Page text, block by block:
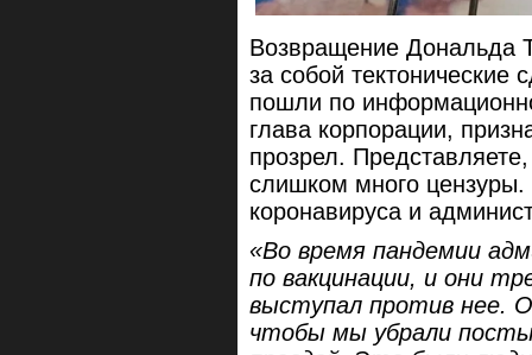
Возвращение Дональда
за собой тектонические
пошли по
глава корпорации,
прозрел.
слишком много цензуры.
коронавируса и
«Во время пандемии
по вакцинации, и они
выступал против нее.
чтобы мы убрали